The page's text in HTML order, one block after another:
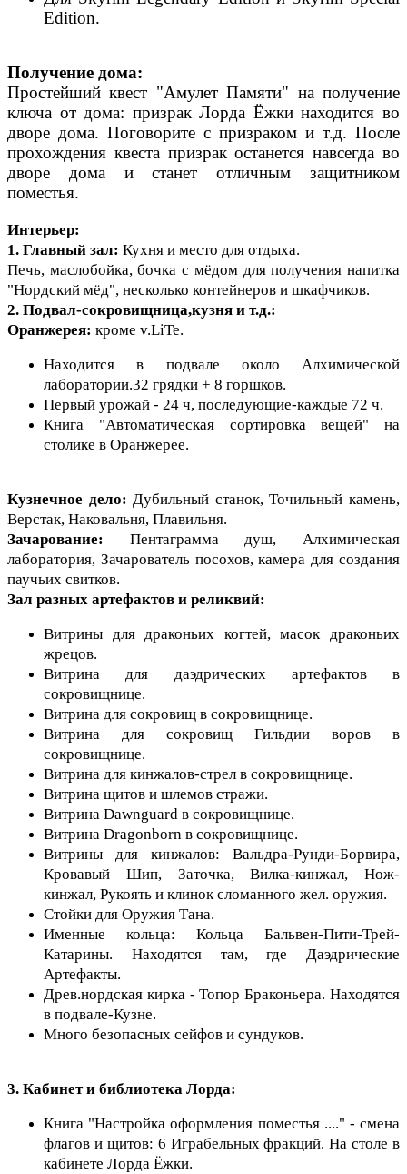
Edition.
Получение дома:
Простейший квест "Амулет Памяти" на получение
ключа от дома: призрак Лорда Ёжки находится во
дворе дома. Поговорите с призраком и т.д. После
прохождения квеста призрак останется навсегда во
дворе дома и станет отличным защитником
поместья.
Интерьер:
1. Главный зал: Кухня и место для отдыха.
Печь, маслобойка, бочка с мёдом для получения напитка
"Нордский мёд", несколько контейнеров и шкафчиков.
2. Подвал-сокровищница,кузня и т.д.:
Оранжерея: кроме v.LiTe.
Находится в подвале около Алхимической
лаборатории.32 грядки + 8 горшков.
Первый урожай - 24 ч, последующие-каждые 72 ч.
Книга "Автоматическая сортировка вещей" на
столике в Оранжерее.
Кузнечное дело: Дубильный станок, Точильный камень,
Верстак, Наковальня, Плавильня.
Зачарование: Пентаграмма душ, Алхимическая
лаборатория, Зачарователь посохов, камера для создания
паучьих свитков.
Зал разных артефактов и реликвий:
Витрины для драконьих когтей, масок драконьих
жрецов.
Витрина для даэдрических артефактов в
сокровищнице.
Витрина для сокровищ в сокровищнице.
Витрина для сокровищ Гильдии воров в
сокровищнице.
Витрина для кинжалов-стрел в сокровищнице.
Витрина щитов и шлемов стражи.
Витрина Dawnguard в сокровищнице.
Витрина Dragonborn в сокровищнице.
Витрины для кинжалов: Вальдра-Рунди-Борвира,
Кровавый Шип, Заточка, Вилка-кинжал, Нож-
кинжал, Рукоять и клинок сломанного жел. оружия.
Стойки для Оружия Тана.
Именные кольца: Кольца Бальвен-Пити-Трей-
Катарины. Находятся там, где Даэдрические
Артефакты.
Древ.нордская кирка - Топор Браконьера. Находятся
в подвале-Кузне.
Много безопасных сейфов и сундуков.
3. Кабинет и библиотека Лорда:
Книга "Настройка оформления поместья ...." - смена
флагов и щитов: 6 Играбельных фракций. На столе в
кабинете Лорда Ёжки.